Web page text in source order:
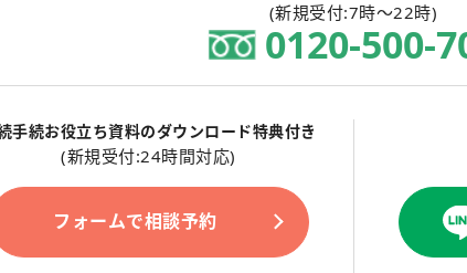
(新規受付:7時～22時)
0120-418-
手続お役立ち資料のダウンロード特典付き
(新規受付:24時間対応)
フォームで相談予約